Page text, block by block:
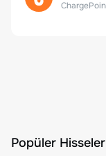
Popüler Hisseler